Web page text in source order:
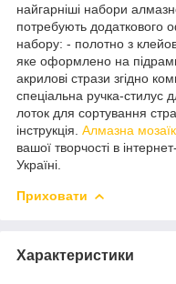
найгарніші набори
потребують додаткового
набору: - полотно з
яке оформлено на
акрилові стрази згідно
спеціальна ручка-стилус
лоток для сортування
інструкція. Алмазна
вашої творчості в
Україні.
Приховати
Характеристики